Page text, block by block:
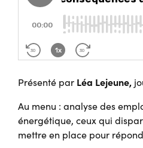
Présenté par Léa Lejeune,
Au menu : analyse des
énergétique, ceux qui
mettre en place pour